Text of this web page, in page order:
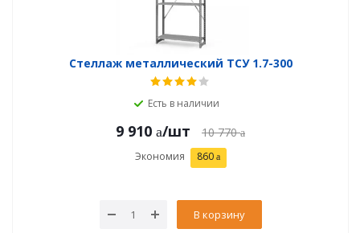
Стеллаж металлический ТСУ 1.7-300
Есть в наличии
9 910 /шт 10 770
Экономия 860
В корзину